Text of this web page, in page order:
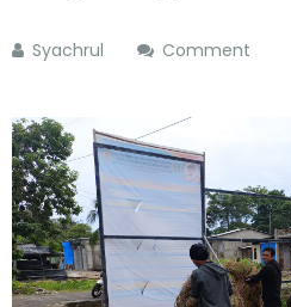
Syachrul Comment